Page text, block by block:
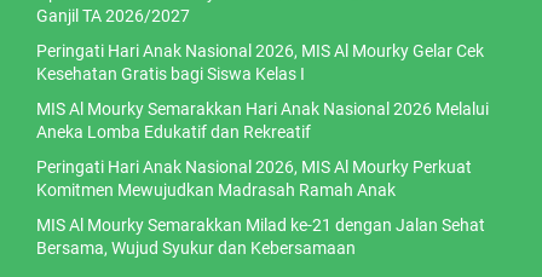
Ganjil TA 2026/2027
Peringati Hari Anak Nasional 2026, MIS Al Mourky Gelar Cek
Kesehatan Gratis bagi Siswa Kelas I
MIS Al Mourky Semarakkan Hari Anak Nasional 2026 Melalui
Aneka Lomba Edukatif dan Rekreatif
Peringati Hari Anak Nasional 2026, MIS Al Mourky Perkuat
Komitmen Mewujudkan Madrasah Ramah Anak
MIS Al Mourky Semarakkan Milad ke-21 dengan Jalan Sehat
Bersama, Wujud Syukur dan Kebersamaan